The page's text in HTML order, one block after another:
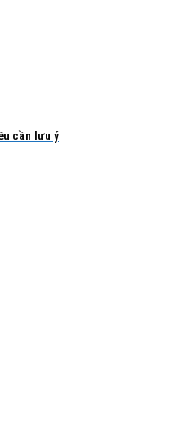
cần lưu ý